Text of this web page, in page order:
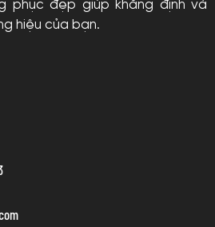
phục đẹp giúp khẳng định và
hiệu của bạn.